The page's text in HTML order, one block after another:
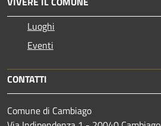
Luoghi
Eventi
CONTATTI
Comune di Cambiago